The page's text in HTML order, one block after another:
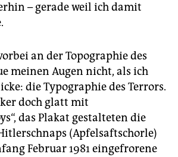
– gerade weil ich damit
an der Topographie des
meinen Augen nicht, als ich
die Typographie des Terrors.
doch glatt mit
das Plakat gestalteten die
(Apfelsaftschorle)
Februar 1981 eingefrorene